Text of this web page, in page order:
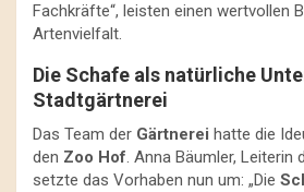
Fachkräfte“, leisten einen wertvollen
Artenvielfalt.
Die Schafe als natürliche
Stadtgärtnerei
Das Team der Gärtnerei hatte die
den Zoo Hof. Anna Bäumler, Leiterin
setzte das Vorhaben nun um: „Die